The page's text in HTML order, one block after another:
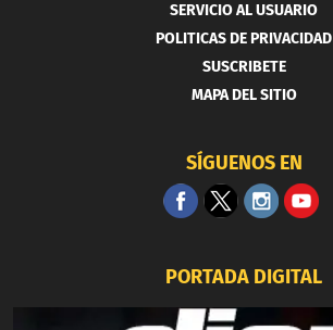
SERVICIO AL USUARIO
POLITICAS DE PRIVACIDAD
SUSCRIBETE
MAPA DEL SITIO
SÍGUENOS EN
PORTADA DIGITAL